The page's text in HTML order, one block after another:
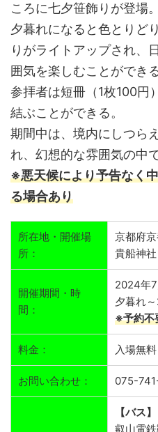
ころに七夕笹飾りが登場。
夕暮れになると色とりど
りがライトアップされ、
囲気を楽しむことができる
参拝者は短冊（1枚100円
結ぶことができる。
期間中は、境内にしつら
れ、幻想的な雰囲気の中
※悪天候により予告なく
る場合あり
所在地・開催場
所：
京都府
貴船神社
開催期間・時
間：
2024年
夕暮れ
※予約不
料金： 入場無料
お問い合わせ： 075-
【バス】
叡山電